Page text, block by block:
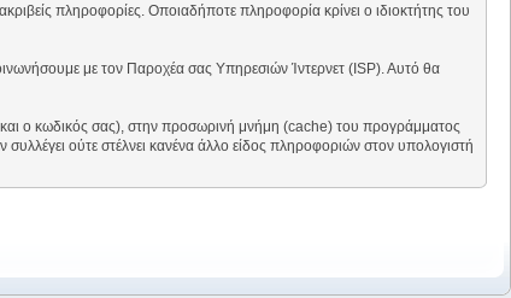
πληροφορίες. Οποιαδήποτε πληροφορία κρίνει ο ιδιοκτήτης του
με τον Παροχέα σας Υπηρεσιών Ίντερνετ (ISP). Αυτό θα
ο κωδικός σας), στην προσωρινή μνήμη (cache) του προγράμματος
ούτε στέλνει κανένα άλλο είδος πληροφοριών στον υπολογιστή